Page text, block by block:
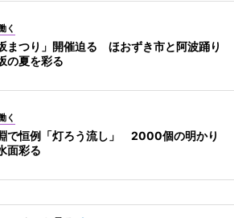
く
まつり」開催迫る ほおずき市と阿波踊り
の夏を彩る
く
で恒例「灯ろう流し」 2000個の明かり
面彩る